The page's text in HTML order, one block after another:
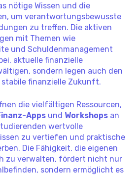
nötige Wissen und die
um verantwortungsbewusste
zu treffen. Die aktiven
mit Themen wie
und Schuldenmanagement
aktuelle finanzielle
sondern legen auch den
finanzielle Zukunft.
die vielfältigen Ressourcen,
Apps und Workshops an
wertvolle
zu vertiefen und praktische
Die Fähigkeit, die eigenen
zu verwalten, fördert nicht nur
sondern ermöglicht es